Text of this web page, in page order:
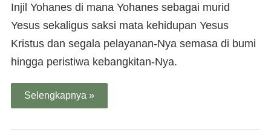
Injil Yohanes di mana Yohanes sebagai murid
Yesus sekaligus saksi mata kehidupan Yesus
Kristus dan segala pelayanan-Nya semasa di bumi
hingga peristiwa kebangkitan-Nya.
Selengkapnya »